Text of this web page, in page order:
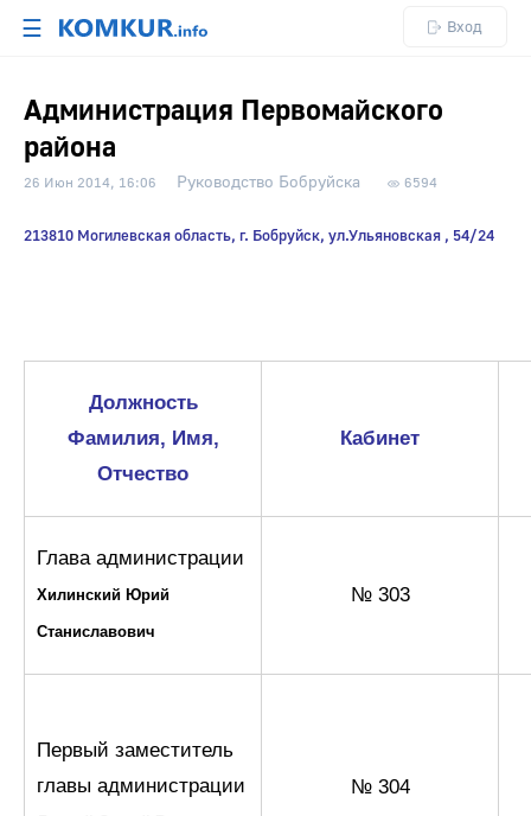
☰ Вход
Администрация Первомайского
района
26 Июн 2014, 16:06 Руководство Бобруйска 6594
213810 Могилевская область, г. Бобруйск, ул.Ульяновская , 54/24
Должность
Фамилия, Имя,
Отчество
Кабинет
Глава администрации­
Хилинский Юрий
Станиславович
№ 303
Первый заместитель
главы администрации
№ 304